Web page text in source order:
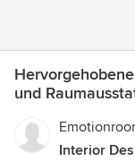
und
Interior